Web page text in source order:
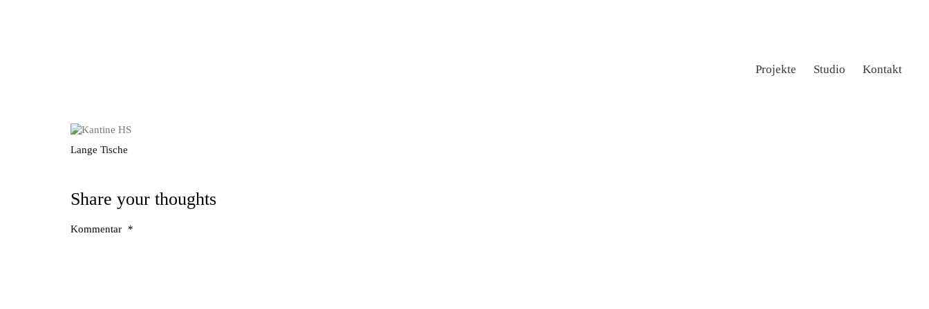
Projekte Studio Kontakt
Lange Tische
Share your thoughts
Kommentar *